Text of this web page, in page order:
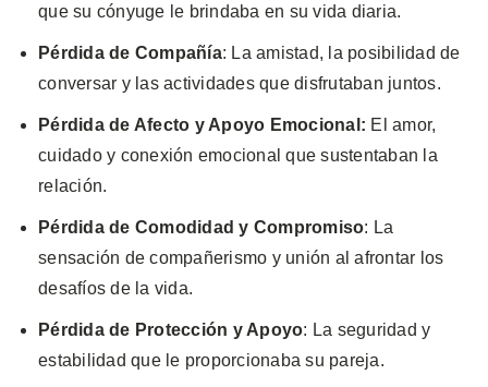
que su cónyuge le brindaba en su vida diaria.
Pérdida de Compañía: La amistad, la posibilidad de
conversar y las actividades que disfrutaban juntos.
Pérdida de Afecto y Apoyo Emocional: El amor,
cuidado y conexión emocional que sustentaban la
relación.
Pérdida de Comodidad y Compromiso: La
sensación de compañerismo y unión al afrontar los
desafíos de la vida.
Pérdida de Protección y Apoyo: La seguridad y
estabilidad que le proporcionaba su pareja.